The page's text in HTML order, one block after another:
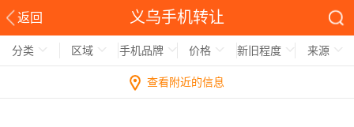
返回 义乌手机转让
分类 区域 手机品牌 价格 新旧程度 来源
查看附近的信息